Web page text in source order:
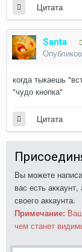
Цитата
Santa
когда тыкаешь
"чудо кнопка"
Цитата
Вы можете
вас есть аккаунт,
своего аккаунта.
Примечание:
чем станет